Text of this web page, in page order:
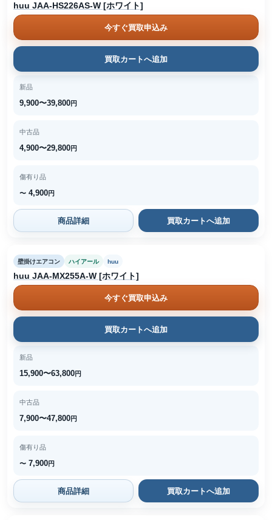
huu JAA-HS226AS-W [ホワイト]
今すぐ買取申込み
買取カートへ追加
新品
9,900〜39,800円
中古品
4,900〜29,800円
傷有り品
〜 4,900円
商品詳細 買取カートへ追加
壁掛けエアコン ハイアール huu
huu JAA-MX255A-W [ホワイト]
今すぐ買取申込み
買取カートへ追加
新品
15,900〜63,800円
中古品
7,900〜47,800円
傷有り品
〜 7,900円
商品詳細 買取カートへ追加